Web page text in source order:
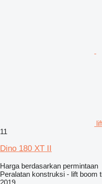
11
Dino 180 XT II
Harga berdasarkan permintaan
Peralatan konstruksi - lift boom
2019